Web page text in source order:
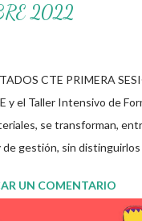
2022
CTE PRIMERA
y el Taller Intensivo de
se transforman,
gestión, sin distinguirlos
por niveles
el CTE y en
UN COMENTARIO